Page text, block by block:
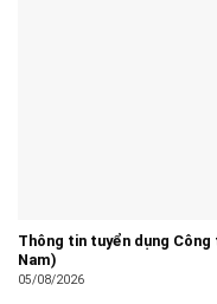
Thông tin tuyển dụng
Nam)
05/08/2026